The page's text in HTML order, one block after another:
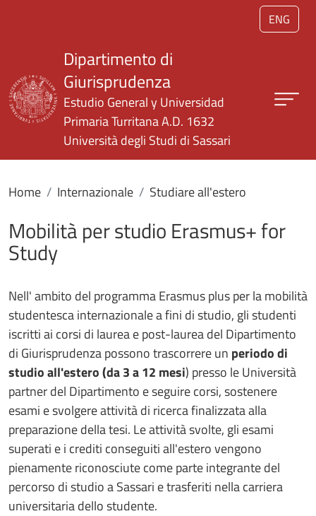
Salta al contenuto principale
ENG
Dipartimento di
Giurisprudenza
Estudio General y Universidad
Primaria Turritana A.D. 1632
Università degli Studi di Sassari
Home Internazionale Studiare all'estero
Mobilità per studio Erasmus+ for
Study
Nell' ambito del programma Erasmus plus per la mobilità
studentesca internazionale a fini di studio, gli studenti
iscritti ai corsi di laurea e post-laurea del Dipartimento
di Giurisprudenza possono trascorrere un periodo di
studio all'estero (da 3 a 12 mesi) presso le Università
partner del Dipartimento e seguire corsi, sostenere
esami e svolgere attività di ricerca finalizzata alla
preparazione della tesi. Le attività svolte, gli esami
superati e i crediti conseguiti all'estero vengono
pienamente riconosciute come parte integrante del
percorso di studio a Sassari e trasferiti nella carriera
universitaria dello studente.